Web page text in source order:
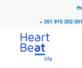
+ 351 915 202